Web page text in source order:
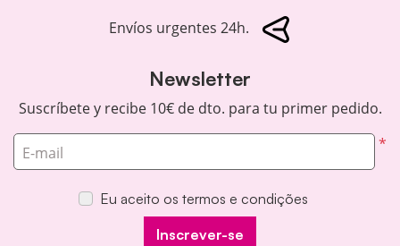
Envíos urgentes 24h.
Newsletter
Suscríbete y recibe 10€ de dto. para tu primer pedido.
*
E-mail
Eu aceito os termos e condições
Inscrever-se